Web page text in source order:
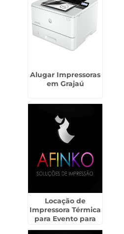
Alugar Impressoras
em Grajaú
Locação de
Impressora Térmica
para Evento para